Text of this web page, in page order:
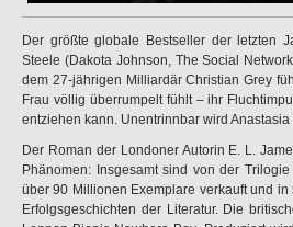
Der größte globale Bestseller der letzten
Steele (Dakota Johnson, The Social
dem 27-jährigen Milliardär Christian Grey
Frau völlig überrumpelt fühlt – ihr
entziehen kann. Unentrinnbar wird
Der Roman der Londoner Autorin E. L.
Phänomen: Insgesamt sind von der
über 90 Millionen Exemplare verkauft und
Erfolgsgeschichten der Literatur. Die